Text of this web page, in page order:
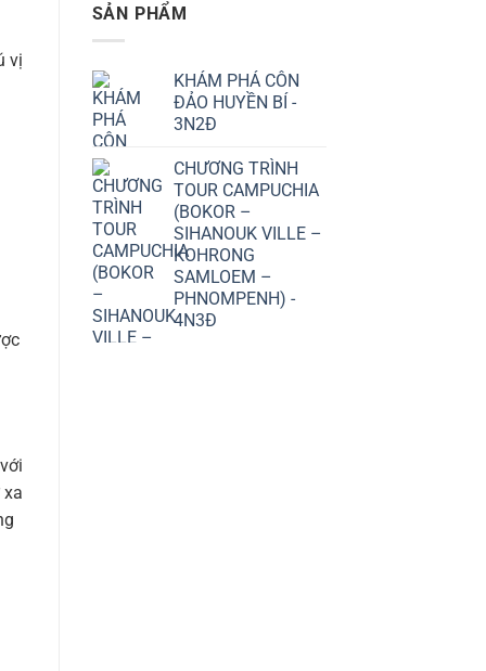
vị
SẢN PHẨM
KHÁM PHÁ CÔN
ĐẢO HUYỀN BÍ -
3N2Đ
CHƯƠNG TRÌNH
TOUR CAMPUCHIA
(BOKOR –
SIHANOUK VILLE –
KOHRONG
SAMLOEM –
PHNOMPENH) -
4N3Đ